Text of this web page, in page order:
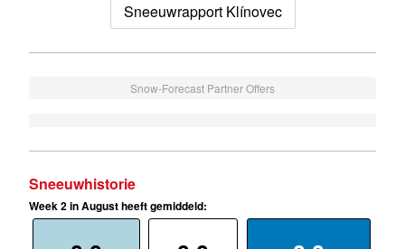
Sneeuwrapport Klínovec
Snow-Forecast Partner Offers
Sneeuwhistorie
Week 2 in August heeft gemiddeld: